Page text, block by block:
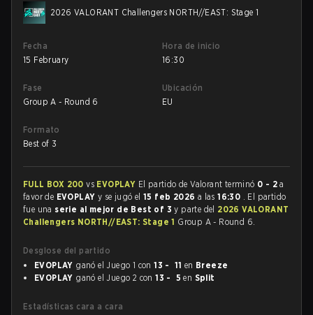
2026 VALORANT Challengers NORTH//EAST: Stage 1
Fecha
15 February
Hora de inicio
16:30
Fase
Group A - Round 6
Ubicación
EU
Formato
Best of 3
FULL BOX 200vs EVOPLAY El partido de Valorant terminó 0 - 2 a
favor de EVOPLAY y se jugó el15 feb 2026 a las16:30 . El partido
fue una serie al mejor de Best of 3y parte del 2026 VALORANT
Challengers NORTH//EAST: Stage 1 Group A - Round 6.
Desglose del partido
EVOPLAY ganó el Juego 1 con13 - 11 en Breeze
EVOPLAY ganó el Juego 2 con13 - 5 en Split
Estadísticas cara a cara